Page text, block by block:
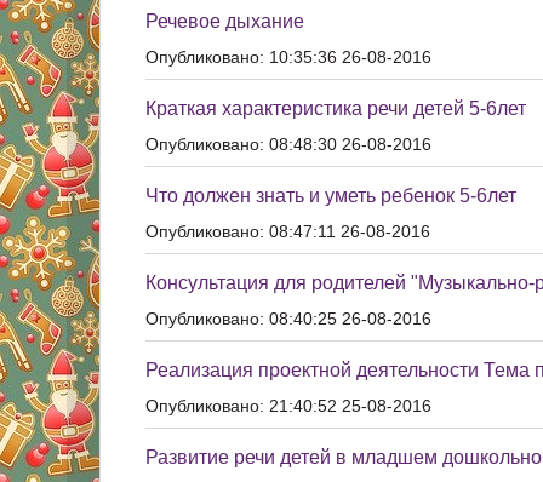
Речевое дыхание
Опубликовано: 10:35:36 26-08-2016
Краткая характеристика речи детей 5-6лет
Опубликовано: 08:48:30 26-08-2016
Что должен знать и уметь ребенок 5-6лет
Опубликовано: 08:47:11 26-08-2016
Консультация для родителей
Опубликовано: 08:40:25 26-08-2016
Реализация проектной деятельности
Опубликовано: 21:40:52 25-08-2016
Развитие речи детей в младшем